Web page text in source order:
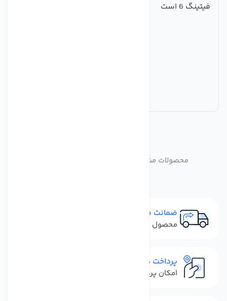
فیتینگ 6 است
محصولات مشابه رابط 1/4 تصفیه آب سی سی کا
ضمانت مرجوعی
محصول نباید آسیب دیده باشد
پرداخت در محل
امکان پرداخت کل فاکتور در محل